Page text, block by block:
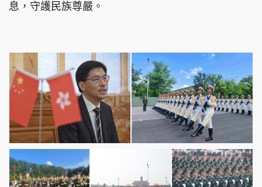
隱私政策聲明
版權及免責聲明
Copyright © 東周網 版權所有 . 不得轉載
©Eastweek.com.hk. All rights reserved.
息，守護民族尊嚴。